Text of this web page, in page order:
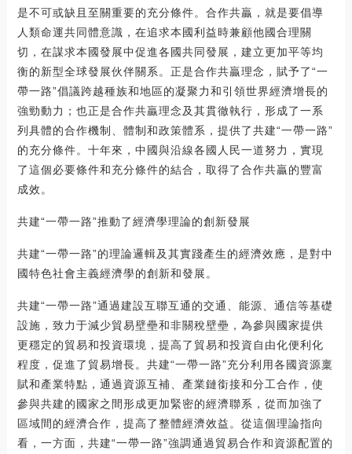
是不可或缺且至關重要的充分條件。合作共贏，就是要倡導
人類命運共同體意識，在追求本國利益時兼顧他國合理關
切，在謀求本國發展中促進各國共同發展，建立更加平等均
衡的新型全球發展伙伴關系。正是合作共贏理念，賦予了“一
帶一路”倡議跨越種族和地區的凝聚力和引領世界經濟增長的
強勁動力；也正是合作共贏理念及其貫徹執行，形成了一系
列具體的合作機制、體制和政策體系，提供了共建“一帶一路”
的充分條件。十年來，中國與沿線各國人民一道努力，實現
了這個必要條件和充分條件的結合，取得了合作共贏的豐富
成效。
共建“一帶一路”推動了經濟學理論的創新發展
共建“一帶一路”的理論邏輯及其實踐產生的經濟效應，是對中
國特色社會主義經濟學的創新和發展。
共建“一帶一路”通過建設互聯互通的交通、能源、通信等基礎
設施，致力于減少貿易壁壘和非關稅壁壘，為參與國家提供
更穩定的貿易和投資環境，提高了貿易和投資自由化便利化
程度，促進了貿易增長。共建“一帶一路”充分利用各國資源稟
賦和產業特點，通過資源互補、產業鏈銜接和分工合作，使
參與共建的國家之間形成更加緊密的經濟聯系，從而加強了
區域間的經濟合作，提高了整體經濟效益。從這個理論指向
看，一方面，共建“一帶一路”強調通過貿易合作和資源配置的